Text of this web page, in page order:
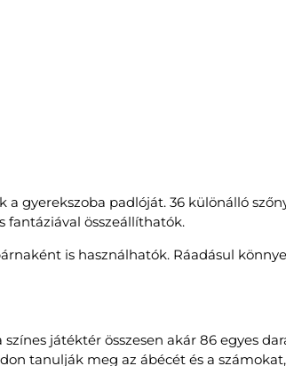
gyerekszoba padlóját. 36 különálló
fantáziával összeállíthatók.
is használhatók. Ráadásul
játéktér összesen akár 86 egyes
tanulják meg az ábécét és a